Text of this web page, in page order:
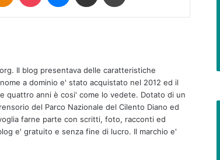
Il blog presentava delle caratteristiche
a dominio e' stato acquistato nel 2012 ed il
quattro anni è cosi' come lo vedete. Dotato di un
del Parco Nazionale del Cilento Diano ed
farne parte con scritti, foto, racconti ed
e' gratuito e senza fine di lucro. Il marchio e'
IN COMPAGNIA DEI SALOTTI DI
“COLTOCIRCUITO”: MARTEDÌ 11
OSPITE L’ATTORE GIORGIO PASOTTI
CASTELLABATE, ATTIVATO IL
SERVIZIO DI GUARDIA MEDICA
TURISTICA PRESSO LA CASA DI